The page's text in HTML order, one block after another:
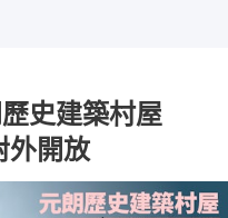
史建築村屋
開放